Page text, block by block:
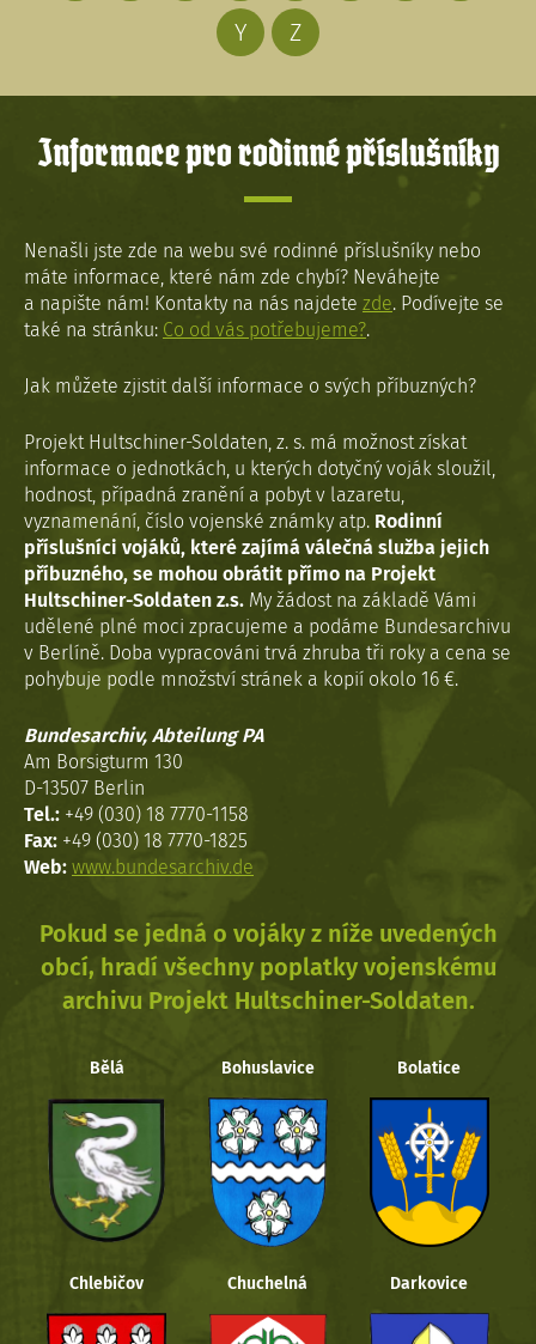
Y
Z
Informace pro rodinné příslušníky
Nenašli jste zde na webu své rodinné příslušníky nebo
máte informace, které nám zde chybí? Neváhejte
a napište nám! Kontakty na nás najdete zde. Podívejte se
také na stránku: Co od vás potřebujeme?.
Jak můžete zjistit další informace o svých příbuzných?
Projekt Hultschiner-Soldaten, z. s. má možnost získat
informace o jednotkách, u kterých dotyčný voják sloužil,
hodnost, případná zranění a pobyt v lazaretu,
vyznamenání, číslo vojenské známky atp. Rodinní
příslušníci vojáků, které zajímá válečná služba jejich
příbuzného, se mohou obrátit přímo na Projekt
Hultschiner-Soldaten z.s. My žádost na základě Vámi
udělené plné moci zpracujeme a podáme Bundesarchivu
v Berlíně. Doba vypracováni trvá zhruba tři roky a cena se
pohybuje podle množství stránek a kopií okolo 16 €.
Bundesarchiv, Abteilung PA
Am Borsigturm 130
D-13507 Berlin
Tel.: +49 (030) 18 7770-1158
Fax: +49 (030) 18 7770-1825
Web: www.bundesarchiv.de
Pokud se jedná o vojáky z níže uvedených
obcí, hradí všechny poplatky vojenskému
archivu Projekt Hultschiner-Soldaten.
Bělá Bohuslavice Bolatice
Chlebičov Chuchelná Darkovice